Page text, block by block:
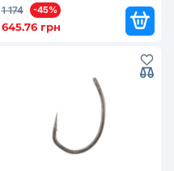
1 174 -45%
645.76 грн